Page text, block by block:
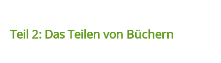
Teil 2: Das Teilen von Büchern